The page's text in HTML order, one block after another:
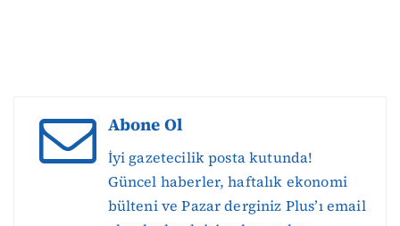
Abone Ol
İyi gazetecilik posta kutunda!
Güncel haberler, haftalık ekonomi
bülteni ve Pazar derginiz Plus’ı email